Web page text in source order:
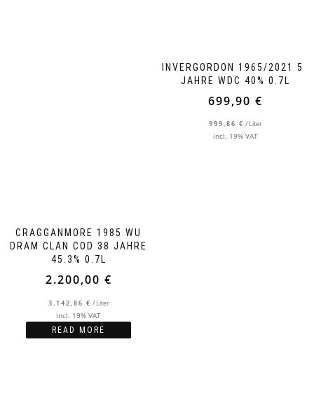
CRAGGANMORE 1985 WU
DRAM CLAN COD 38 JAHRE
45.3% 0.7L
2.200,00 €
3.142,86 € / Liter
incl. 19% VAT
READ MORE
INVERGORDON 1965/2021 55
JAHRE WDC 40% 0.7L
699,90 €
999,86 € / Liter
incl. 19% VAT